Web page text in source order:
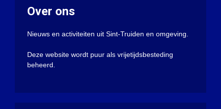
Over ons
Nieuws en activiteiten uit Sint-Truiden en omgeving.
Deze website wordt puur als vrijetijdsbesteding
beheerd.